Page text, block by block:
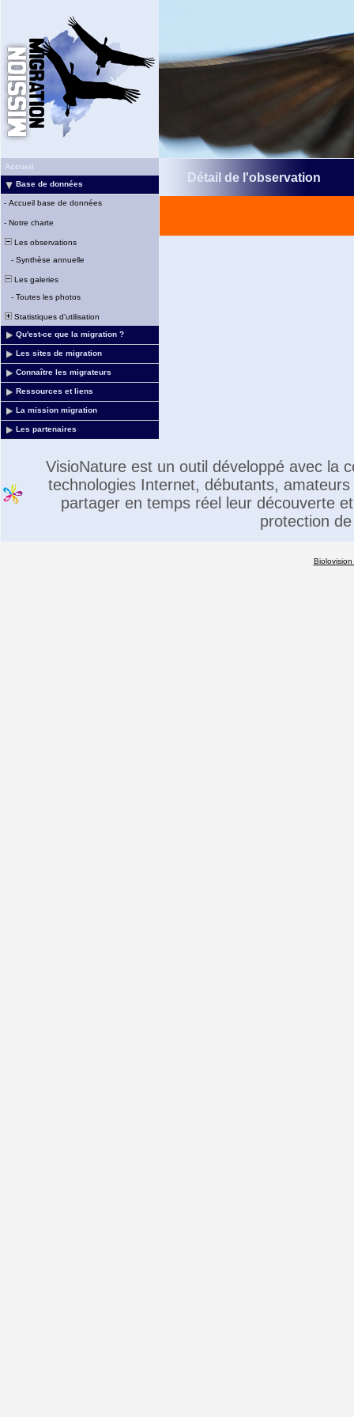
Accueil
Base de données
- Accueil base de données
- Notre charte
Les observations
- Synthèse annuelle
Les galeries
- Toutes les photos
Statistiques d'utilisation
Qu'est-ce que la migration ?
Les sites de migration
Connaître les migrateurs
Ressources et liens
La mission migration
Les partenaires
Détail de l'observation
VisioNature est un outil développé avec la
technologies Internet, débutants,
partager en temps réel leur découverte
protection
Biolovision